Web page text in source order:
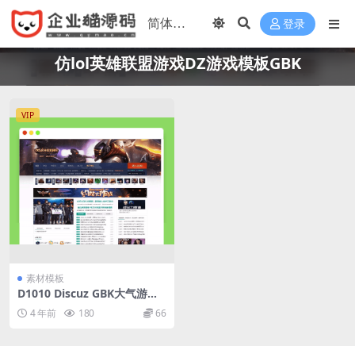
登录
仿lol英雄联盟游戏DZ游戏模板GBK
VIP
素材模板
D1010 Discuz GBK大气游戏
风格模板/仿lol英雄联盟游戏D
Z游戏模板
4 年前 180 66